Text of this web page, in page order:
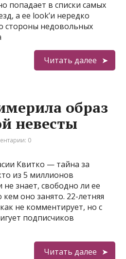
попадает в списки самых
а ее look’и нередко
стороны недовольных
Читать далее
образ
невесты
0
Квитко — тайна за
из 5 миллионов
знает, свободно ли ее
кем оно занято. 22-летняя
не комментирует, но с
подписчиков
Читать далее